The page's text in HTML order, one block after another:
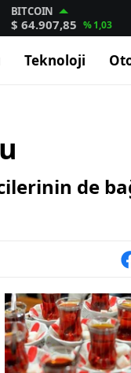
BITCOIN
$ 64.907,85 % 1,03
Teknoloji
de